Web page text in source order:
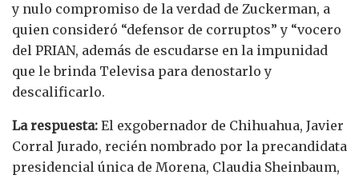
y nulo compromiso de la verdad de Zuckerman, a
quien consideró “defensor de corruptos” y “vocero
del PRIAN, además de escudarse en la impunidad
que le brinda Televisa para denostarlo y
descalificarlo.
La respuesta: El exgobernador de Chihuahua, Javier
Corral Jurado, recién nombrado por la precandidata
presidencial única de Morena, Claudia Sheinbaum,